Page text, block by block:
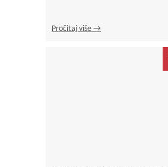
Pročitaj više →